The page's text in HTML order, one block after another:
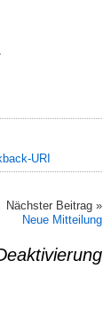
URI
Nächster Beitrag »
Neue Mitteilung